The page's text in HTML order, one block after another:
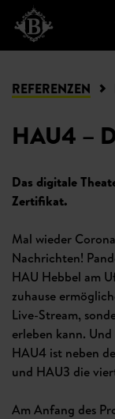
REFERENZEN
HAU4 –
Das digitale
Zertifikat.
Mal wieder
Nachrichten!
HAU Hebbel am
zuhause
Live-Stream,
erleben kann.
HAU4 ist neben
und HAU3 die
Am Anfang des